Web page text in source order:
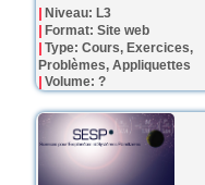
Niveau: L3
Format: Site web
Type: Cours, Exercices,
Problèmes, Appliquettes
Volume: ?